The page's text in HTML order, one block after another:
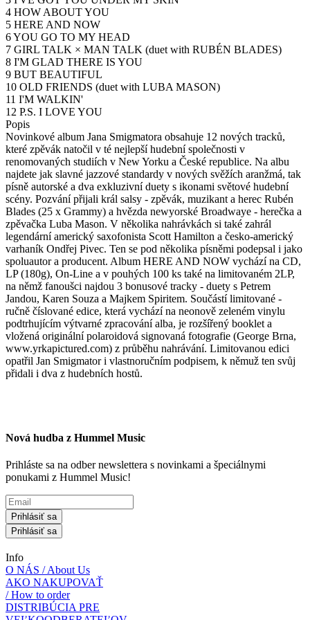
4 HOW ABOUT YOU
5 HERE AND NOW
6 YOU GO TO MY HEAD
7 GIRL TALK × MAN TALK (duet with RUBÉN BLADES)
8 I'M GLAD THERE IS YOU
9 BUT BEAUTIFUL
10 OLD FRIENDS (duet with LUBA MASON)
11 I'M WALKIN'
12 P.S. I LOVE YOU
Popis
Novinkové album Jana Smigmatora obsahuje 12 nových tracků,
které zpěvák natočil v té nejlepší hudební společnosti v
renomovaných studiích v New Yorku a České republice. Na albu
najdete jak slavné jazzové standardy v nových svěžích aranžmá, tak
písně autorské a dva exkluzivní duety s ikonami světové hudební
scény. Pozvání přijali král salsy - zpěvák, muzikant a herec Rubén
Blades (25 x Grammy) a hvězda newyorské Broadwaye - herečka a
zpěvačka Luba Mason. V několika nahrávkách si také zahrál
legendární americký saxofonista Scott Hamilton a česko-americký
varhaník Ondřej Pivec. Ten se pod několika písněmi podepsal i jako
spoluautor a producent. Album HERE AND NOW vychází na CD,
LP (180g), On-Line a v pouhých 100 ks také na limitovaném 2LP,
na němž fanoušci najdou 3 bonusové tracky - duety s Petrem
Jandou, Karen Souza a Majkem Spiritem. Součástí limitované -
ručně číslované edice, která vychází na neonově zeleném vinylu
podtrhujícím výtvarné zpracování alba, je rozšířený booklet a
vložená originální polaroidová signovaná fotografie (George Brna,
www.yrkapictured.com) z průběhu nahrávání. Limitovanou edici
opatřil Jan Smigmator i vlastnoručním podpisem, k němuž ten svůj
přidali i dva z hudebních hostů.
Nová hudba z Hummel Music
Prihláste sa na odber newslettera s novinkami a špeciálnymi
ponukami z Hummel Music!
Prihlásiť sa
Prihlásiť sa
Info
O NÁS / About Us
AKO NAKUPOVAŤ
/ How to order
DISTRIBÚCIA PRE